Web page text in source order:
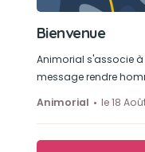
Bienvenue
Animorial s'associe
message rendre
Animorial
le 18